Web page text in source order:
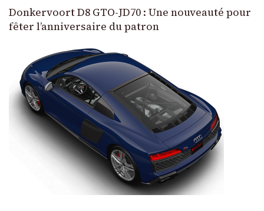
Donkervoort D8 GTO-JD70 : Une nouveauté pour
fêter l’anniversaire du patron